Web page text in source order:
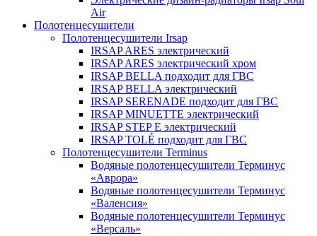
Air
Полотенцесушители
Полотенцесушители Irsap
IRSAP ARES электрический
IRSAP ARES электрический хром
IRSAP BELLA подходит для ГВС
IRSAP BELLA электрический
IRSAP SERENADE подходит для ГВС
IRSAP MINUETTE электрический
IRSAP STEP E электрический
IRSAP TOLÉ подходит для ГВС
Полотенцесушители Terminus
Водяные полотенцесушители Терминус
«Аврора»
Водяные полотенцесушители Терминус
«Валенсия»
Водяные полотенцесушители Терминус
«Версаль»